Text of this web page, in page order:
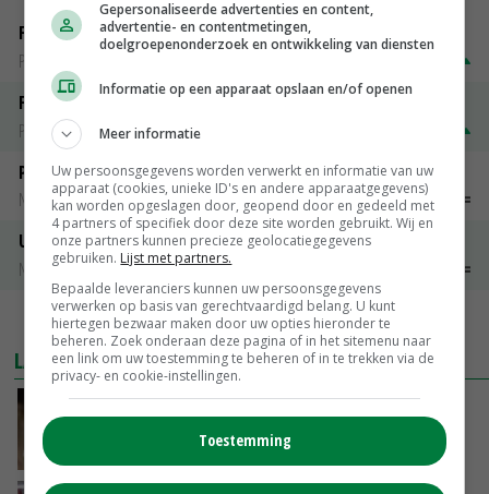
Fontane
PotatoNL
Fritesgeschikt NL Du Be
PotatoNL
Peen
Noteringen
€ 26,00~ € 33,00
Uien Middenmeer Geel 30-60% grof
Noteringen
MEER MARKTPRIJZEN
LAATSTE NIEUWS
Gepersonaliseerde advertenties en content,
advertentie- en contentmetingen,
doelgroepenonderzoek en ontwikkeling van diensten
Informatie op een apparaat opslaan en/of openen
Meer informatie
Uw persoonsgegevens worden verwerkt en informatie van uw
apparaat (cookies, unieke ID's en andere apparaatgegevens)
kan worden opgeslagen door, geopend door en gedeeld met
4 partners of specifiek door deze site worden gebruikt. Wij en
onze partners kunnen precieze geolocatiegegevens
gebruiken. Lijst met partners.
Bepaalde leveranciers kunnen uw persoonsgegevens
verwerken op basis van gerechtvaardigd belang. U kunt
hiertegen bezwaar maken door uw opties hieronder te
beheren. Zoek onderaan deze pagina of in het sitemenu naar
een link om uw toestemming te beheren of in te trekken via de
privacy- en cookie-instellingen.
Toestemming